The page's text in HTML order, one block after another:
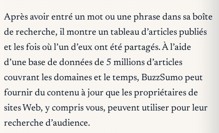
Après avoir entré un mot ou une phrase dans sa boîte
de recherche, il montre un tableau d’articles publiés
et les fois où l’un d’eux ont été partagés. À l’aide
d’une base de données de 5 millions d’articles
couvrant les domaines et le temps, BuzzSumo peut
fournir du contenu à jour que les propriétaires de
sites Web, y compris vous, peuvent utiliser pour leur
recherche d’audience.